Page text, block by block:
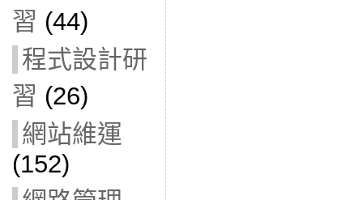
習 (44)
程式設計研
習 (26)
網站維運
(152)